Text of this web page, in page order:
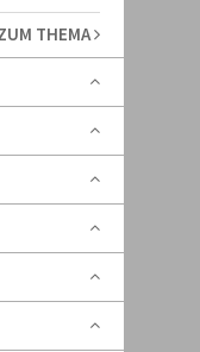
THEMA